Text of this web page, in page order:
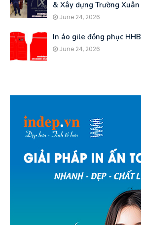
& Xây dựng Trường Xuân
June 24, 2026
In áo gile đồng phục HHB
June 24, 2026